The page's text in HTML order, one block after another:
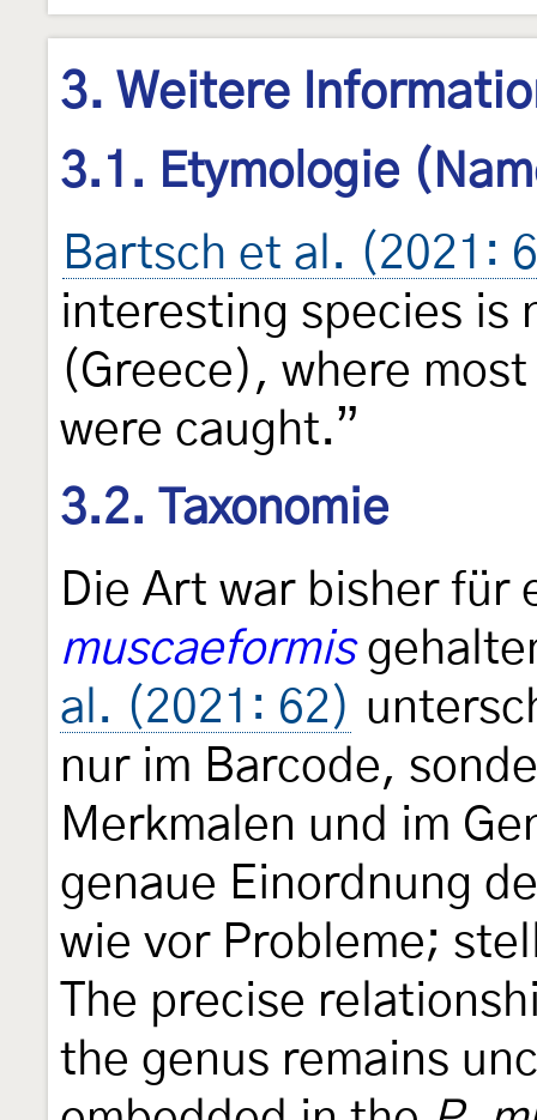
3. Weitere
3.1. Etymologie
Bartsch et al. (2021:
interesting species is
(Greece), where
were caught.”
3.2. Taxonomie
Die Art war bisher für
muscaeformis
al. (2021: 62)
nur im Barcode,
Merkmalen und im
genaue Einordnung
wie vor Probleme;
The precise
the genus remains